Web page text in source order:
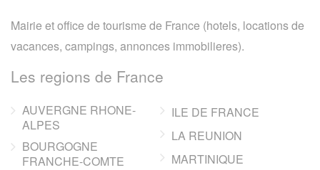
Mairie et office de tourisme de France (hotels, locations de
vacances, campings, annonces immobilieres).
Les regions de France
AUVERGNE RHONE-
ALPES
BOURGOGNE
FRANCHE-COMTE
ILE DE FRANCE
LA REUNION
MARTINIQUE